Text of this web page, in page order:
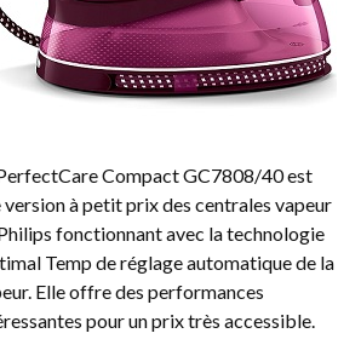
Compact GC7808/40 est
version à petit prix des centrales vapeur
fonctionnant avec la technologie
Temp de réglage automatique de la
Elle offre des performances
pour un prix très accessible.